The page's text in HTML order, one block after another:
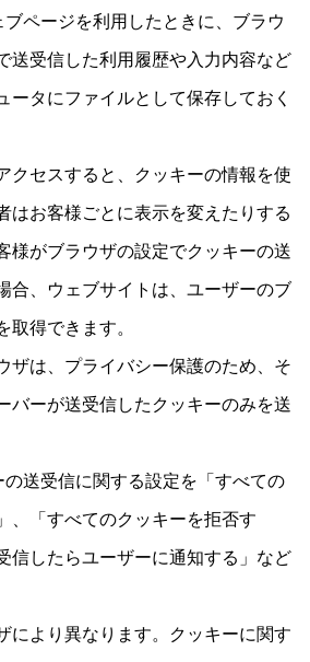
ページを利用したときに、ブラウ
送受信した利用履歴や入力内容など
ータにファイルとして保存しておく
クセスすると、クッキーの情報を使
はお客様ごとに表示を変えたりする
様がブラウザの設定でクッキーの送
合、ウェブサイトは、ユーザーのブ
取得できます。
ザは、プライバシー保護のため、そ
バーが送受信したクッキーのみを送
送受信に関する設定を「すべての
、「すべてのクッキーを拒否す
信したらユーザーに通知する」など
により異なります。クッキーに関す